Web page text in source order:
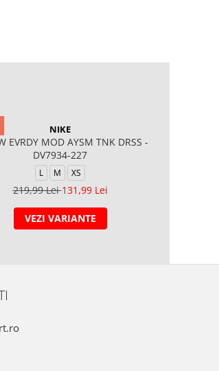
NIKE
EVRDY MOD AYSM TNK DRSS -
DV7934-227
L M XS
219,99 Lei131,99 Lei
VEZI VARIANTE